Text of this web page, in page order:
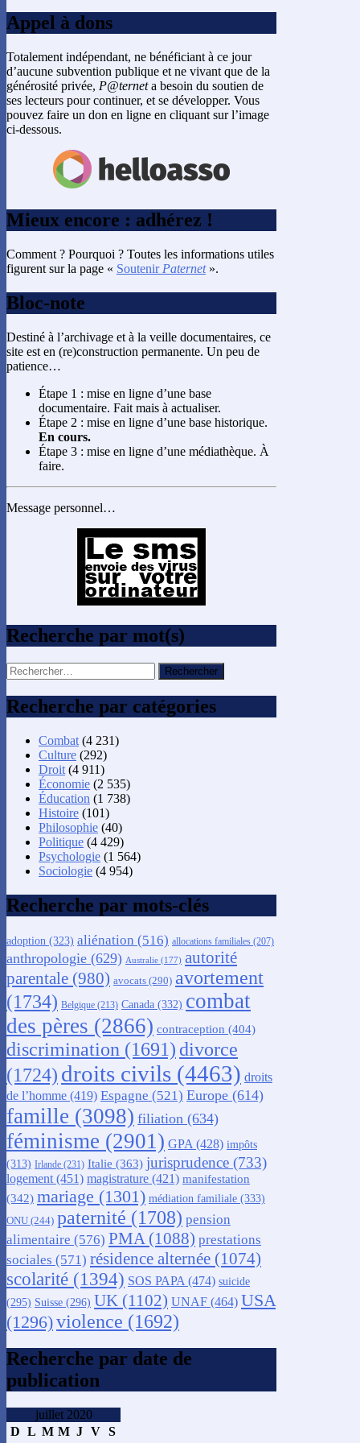
Appel à dons
Totalement indépendant, ne bénéficiant à ce jour
d’aucune subvention publique et ne vivant que de la
générosité privée, P@terneta besoin du soutien de
ses lecteurs pour continuer, et se développer. Vous
pouvez faire un don en ligne en cliquant sur l’image
ci-dessous.
Mieux encore : adhérez !
Comment ? Pourquoi ? Toutes les informations utiles
figurent sur la page « Soutenir Paternet».
Bloc-note
Destiné à l’archivage et à la veille documentaires, ce
site est en (re)construction permanente. Un peu de
patience…
Étape 1 : mise en ligne d’une base
documentaire. Fait mais à actualiser.
Étape 2 : mise en ligne d’une base historique.
En cours.
Étape 3 : mise en ligne d’une médiathèque. À
faire.
Message personnel…
Recherche par mot(s)
Rechercher :
Recherche par catégories
Combat (4 231)
Culture (292)
Droit (4 911)
Économie (2 535)
Éducation (1 738)
Histoire (101)
Philosophie (40)
Politique (4 429)
Psychologie (1 564)
Sociologie (4 954)
Recherche par mots-clés
adoption (323) aliénation (516) allocations familiales (207)
anthropologie (629) Australie (177) autorité
parentale (980) avocats (290) avortement
(1734) Belgique (213) Canada (332) combat
des pères (2866) contraception (404)
discrimination (1691) divorce
(1724) droits civils (4463) droits
de l’homme (419) Espagne (521) Europe (614)
famille (3098) filiation (634)
féminisme (2901) GPA (428) impôts
(313) Irlande (231) Italie (363) jurisprudence (733)
logement (451) magistrature (421) manifestation
(342) mariage (1301) médiation familiale (333)
ONU (244) paternité (1708) pension
alimentaire (576) PMA (1088) prestations
sociales (571) résidence alternée (1074)
scolarité (1394) SOS PAPA (474) suicide
(295) Suisse (296) UK (1102) UNAF (464) USA
(1296)violence (1692)
Recherche par date de
publication
juillet 2020
D L M M J V S